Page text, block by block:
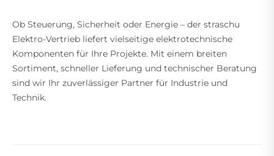
Ob Steuerung, Sicherheit oder Energie – der straschu
Elektro-Vertrieb liefert vielseitige elektrotechnische
Komponenten für Ihre Projekte. Mit einem breiten
Sortiment, schneller Lieferung und technischer Beratung
sind wir Ihr zuverlässiger Partner für Industrie und
Technik.